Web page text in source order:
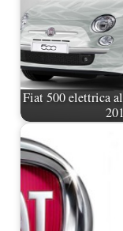
Fiat 500 elettrica